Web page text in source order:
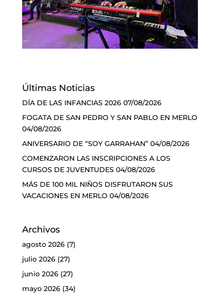
Últimas Noticias
DÍA DE LAS INFANCIAS 2026 07/08/2026
FOGATA DE SAN PEDRO Y SAN PABLO EN MERLO
04/08/2026
ANIVERSARIO DE “SOY GARRAHAN” 04/08/2026
COMENZARON LAS INSCRIPCIONES A LOS
CURSOS DE JUVENTUDES 04/08/2026
MÁS DE 100 MIL NIÑOS DISFRUTARON SUS
VACACIONES EN MERLO 04/08/2026
Archivos
agosto 2026(7)
julio 2026(27)
junio 2026(27)
mayo 2026(34)